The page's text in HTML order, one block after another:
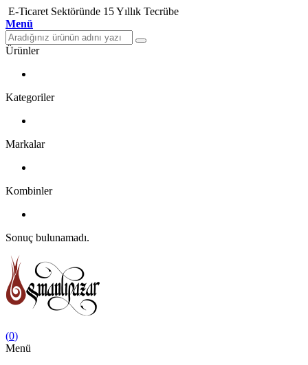
E-Ticaret Sektöründe 15 Yıllık Tecrübe
Menü
Ürünler
Kategoriler
Markalar
Kombinler
Sonuç bulunamadı.
(0)
Menü